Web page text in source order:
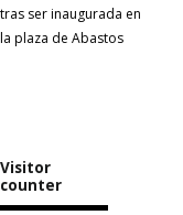
tras ser inaugurada en
la plaza de Abastos
Visitor
counter